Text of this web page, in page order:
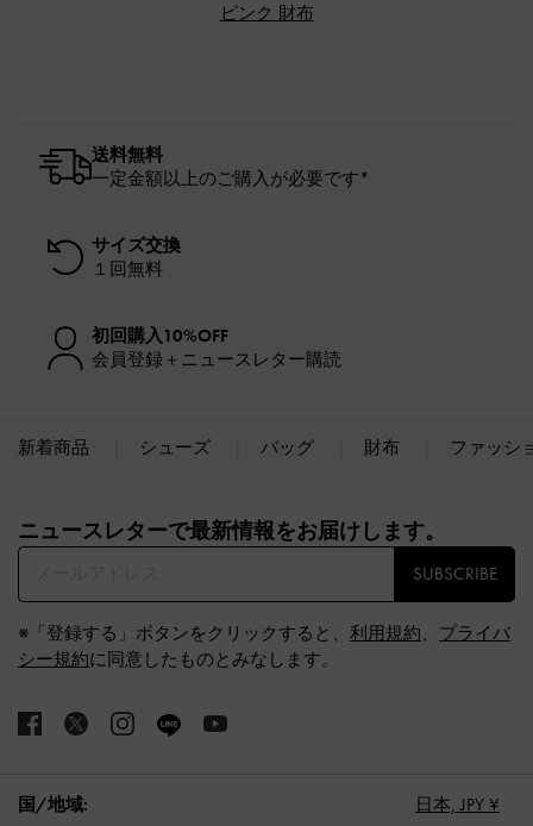
ピンク 財布
送料無料
一定金額以上のご購入が必要です*
サイズ交換
１回無料
初回購入10%OFF
会員登録＋ニュースレター購読
新着商品 シューズ バッグ 財布 ファッシ
ニュースレターで最新情報をお届けします。​
SUBSCRIBE
※「登録する」ボタンをクリックすると、 利用規約、 プライバ
シー規約に同意したものとみなします。
国/地域: 日本, JPY ¥